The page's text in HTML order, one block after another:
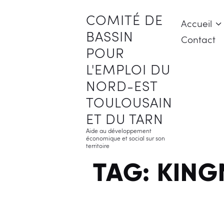
COMITÉ DE
BASSIN
POUR
L'EMPLOI DU
NORD-EST
TOULOUSAIN
ET DU TARN
Aide au développement
économique et social sur son
territoire
Accueil
Contact
TAG:
COMITÉ DE BASSIN